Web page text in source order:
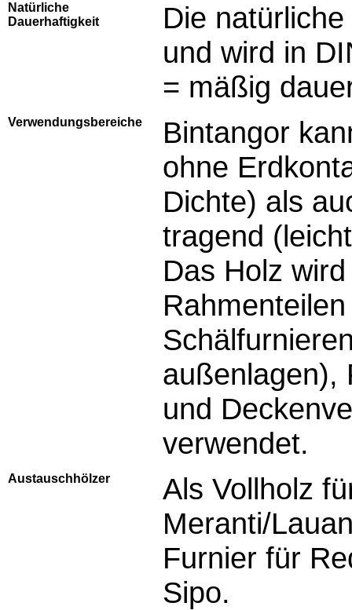
Natürliche
Dauerhaftigkeit
Die
und wird in
= mäßig
Verwendungsbereiche
Bintangor
ohne
Dichte) als
tragend
Das Holz
außenlagen),
und
verwendet.
Austauschhölzer
Als Vollholz
Meranti/
Furnier für
Sipo.